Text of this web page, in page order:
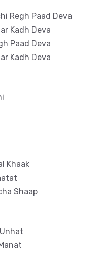
Regh Paad Deva
Kadh Deva
Paad Deva
Kadh Deva
Khaak
Shaap